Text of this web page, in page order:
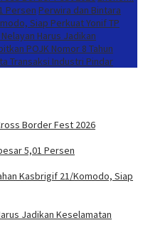
Persen Perwira dan Bintara
Siap Perkuat Yonif TP
Harus Jadikan
POJK Nomor 8 Tahun
Transaksi Industri Pindar
Border Fest 2026
5,01 Persen
Kasbrigif 21/Komodo, Siap
Jadikan Keselamatan